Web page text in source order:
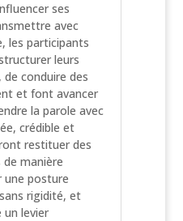
ses
avec
les participants
leurs
conduire des
et font avancer
la parole avec
crédible et
restituer des
manière
une posture
rigidité, et
levier